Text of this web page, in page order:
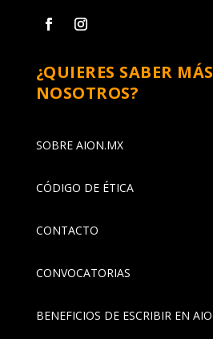
¿QUIERES SABER
NOSOTROS?
SOBRE AION.MX
CÓDIGO DE ÉTICA
CONTACTO
CONVOCATORIAS
BENEFICIOS DE ESCRIBIR EN